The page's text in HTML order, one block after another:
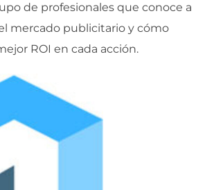
de profesionales que conoce a
mercado publicitario y cómo
ROI en cada acción.